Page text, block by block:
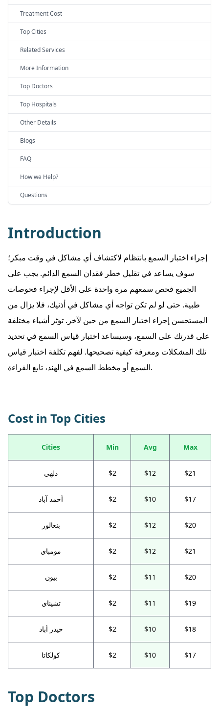
Treatment Cost
Top Cities
Related Services
More Information
Top Doctors
Top Hospitals
Other Details
Blogs
FAQ
How we Help?
Questions
Introduction
إجراء اختبار السمع بانتظام لاكتشاف أي مشاكل في وقت مبكر؛
سوف يساعد في تقليل خطر فقدان السمع الدائم. يجب على
الجميع فحص سمعهم مرة واحدة على الأقل لإجراء فحوصات
طبية. حتى لو لم تكن تواجه أي مشاكل في أذنيك، فلا يزال من
المستحسن إجراء اختبار السمع من حين لآخر. تؤثر أشياء مختلفة
على قدرتك على السمع، وسيساعد اختبار قياس السمع في تحديد
تلك المشكلات ومعرفة كيفية تصحيحها. لفهم تكلفة اختبار قياس
السمع أو مخطط السمع في الهند، تابع القراءة.
Cost in Top Cities
Cities Min Avg Max
دلهي $2 $12 $21
أحمد آباد $2 $10 $17
بنغالور $2 $12 $20
مومباي $2 $12 $21
بيون $2 $11 $20
تشيناي $2 $11 $19
حيدر أباد $2 $10 $18
كولكاتا $2 $10 $17
Top Doctors